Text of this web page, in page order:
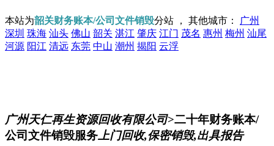
本站为韶关财务账本/公司文件销毁分站 ， 其他城市：
广州
深圳 珠海 汕头 佛山 韶关 湛江 肇庆 江门 茂名 惠州 梅州 汕尾
河源 阳江 清远 东莞 中山 潮州 揭阳 云浮
广州天仁再生资源回收有限公司>二十年财务账本/
公司文件销毁服务 上门回收,保密销毁,出具报告